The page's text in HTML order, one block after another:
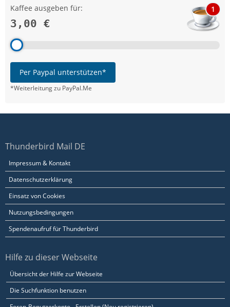
Kaffee ausgeben für:
3,00 €
1
Per Paypal unterstützen*
*Weiterleitung zu PayPal.Me
Thunderbird Mail DE
Impressum & Kontakt
Datenschutzerklärung
Einsatz von Cookies
Nutzungsbedingungen
Spendenaufruf für Thunderbird
Hilfe zu dieser Webseite
Übersicht der Hilfe zur Webseite
Die Suchfunktion benutzen